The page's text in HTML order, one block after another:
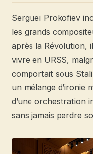
Sergueï Prokofiev
les grands
après la Révolution,
vivre en URSS,
comportait sous
un mélange d’ironie
d’une orchestration
sans jamais perdre